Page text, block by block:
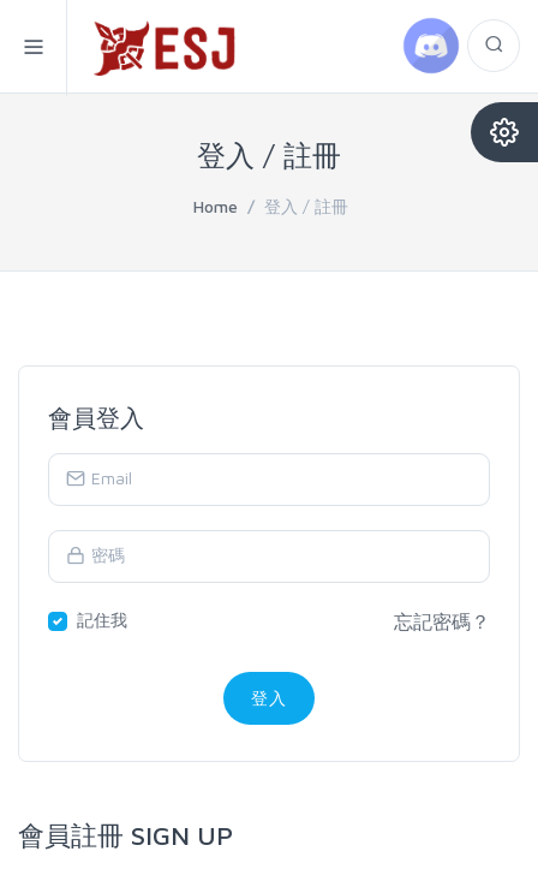
登入 / 註冊
Home / 登入 / 註冊
會員登入
記住我 忘記密碼？
登入
會員註冊 SIGN UP